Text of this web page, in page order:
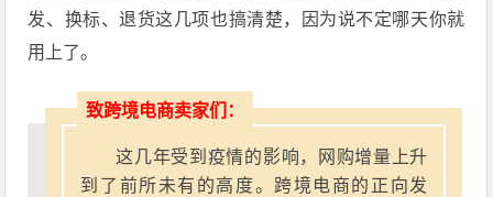
发、换标、退货这几项也搞清楚，因为说不定哪天你就
用上了。
致跨境电商卖家们：
这几年受到疫情的影响，网购增量上升
到了前所未有的高度。跨境电商的正向发